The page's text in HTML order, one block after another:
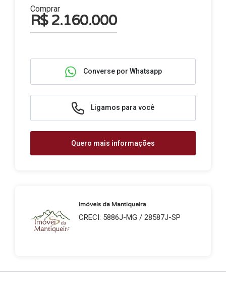
Comprar
R$ 2.160.000
Converse por Whatsapp
Ligamos para você
Quero mais informações
Imóveis da Mantiqueira
CRECI: 5886J-MG / 28587J-SP